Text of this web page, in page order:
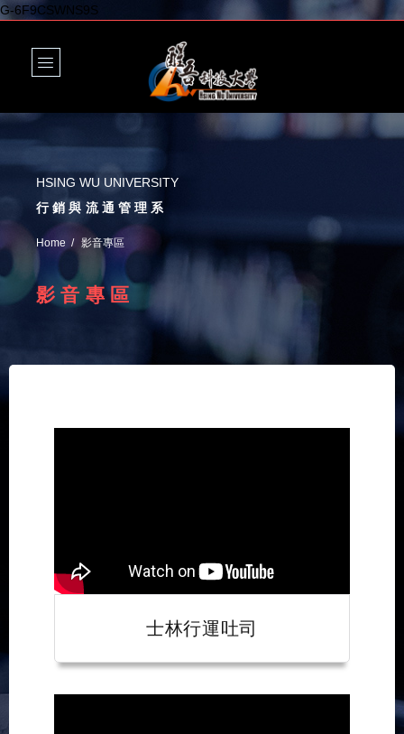
G-6F9CSWNS9S
HSING WU UNIVERSITY
行銷與流通管理系
Home 影音專區
影音專區
士林行運吐司